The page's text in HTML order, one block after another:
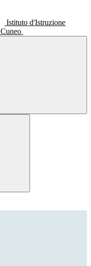
Istituto d'Istruzione
Cuneo